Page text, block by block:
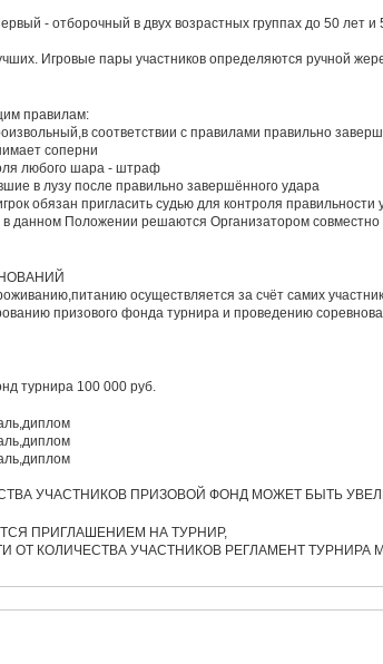
- отборочный в двух возрастных группах до 50 лет
Игровые пары участников определяются ручной
правилам:
соответствии с правилами правильно
соперни
любого шара - штраф
в лузу после правильно завершённого удара
обязан пригласить судью для контроля правильности
данном Положении решаются Организатором совместно
Оплата расходов по проезду,проживанию,питанию
призового фонда турнира и проведению
Гарантированный призовой фонд турнира 100 000 руб.
УЧАСТНИКОВ ПРИЗОВОЙ ФОНД МОЖЕТ БЫТЬ
ПРИГЛАШЕНИЕМ НА ТУРНИР,
ОТ КОЛИЧЕСТВА УЧАСТНИКОВ РЕГЛАМЕНТ ТУРНИРА